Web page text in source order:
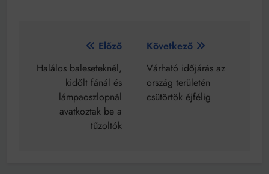
Bejegyzés
navigáció
Előző
Halálos baleseteknél,
kidőlt fánál és
lámpaoszlopnál
avatkoztak be a
tűzoltók
Következő
Várható időjárás az
ország területén
csütörtök éjfélig